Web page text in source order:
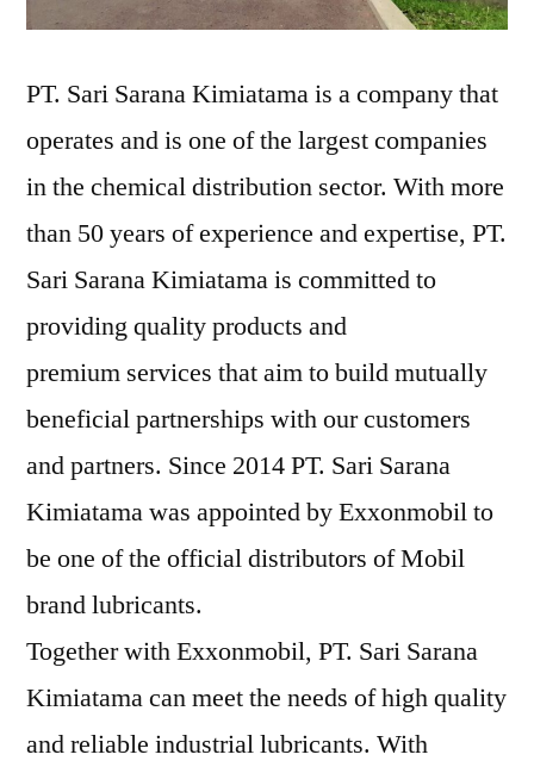
PT. Sari Sarana Kimiatama is a company that
operates and is one of the largest companies
in the chemical distribution sector. With more
than 50 years of experience and expertise, PT.
Sari Sarana Kimiatama is committed to
providing quality products and
premium services that aim to build mutually
beneficial partnerships with our customers
and partners. Since 2014 PT. Sari Sarana
Kimiatama was appointed by Exxonmobil to
be one of the official distributors of Mobil
brand lubricants.
Together with Exxonmobil, PT. Sari Sarana
Kimiatama can meet the needs of high quality
and reliable industrial lubricants. With